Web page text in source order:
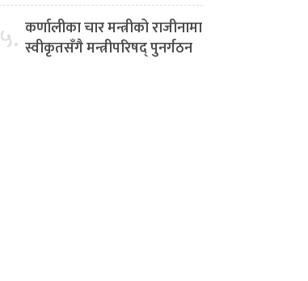
५. कर्णालीका चार मन्त्रीको राजीनामा
स्वीकृतसँगै मन्त्रीपरिषद् पुनर्गठन